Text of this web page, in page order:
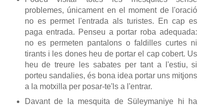
problemes, únicament en el moment de l'oració
no es permet l'entrada als turistes. En cap es
paga entrada. Penseu a portar roba adequada:
no es permeten pantalons o faldilles curtes ni
tirants i les dones heu de portar el cap cobert. Us
heu de treure les sabates per tant a l'estiu, si
porteu sandalies, és bona idea portar uns mitjons
a la motxilla per posar-te'ls a l'entrar.
Davant de la mesquita de Süleymaniye hi ha